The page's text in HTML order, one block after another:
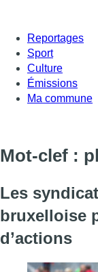
Reportages
Sport
Culture
Émissions
Ma commune
Mot-clef :
Les
bruxelloise
d’actions